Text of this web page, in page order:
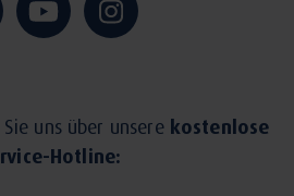
uns über unsere kostenlose
Hotline: